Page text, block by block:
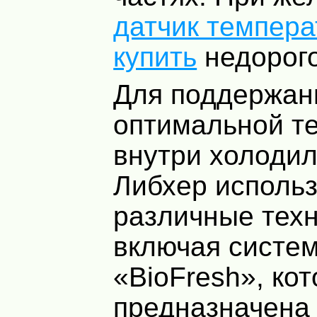
датчик
купить
Для
оптимальной
внутри
Либхер
различные
включая
«BioFresh»,